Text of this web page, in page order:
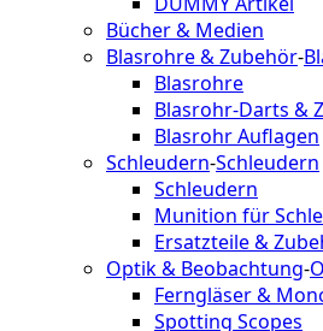
Bücher & Medien
Blasrohre & Zubehör-
Blasrohre
Blasrohr-Darts &
Blasrohr Auflagen
Schleudern-Schleudern
Schleudern
Munition für
Ersatzteile &
Optik & Beobachtung-
Ferngläser &
Spotting Scopes